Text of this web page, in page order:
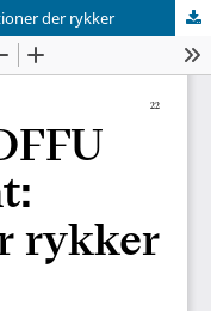
der rykker